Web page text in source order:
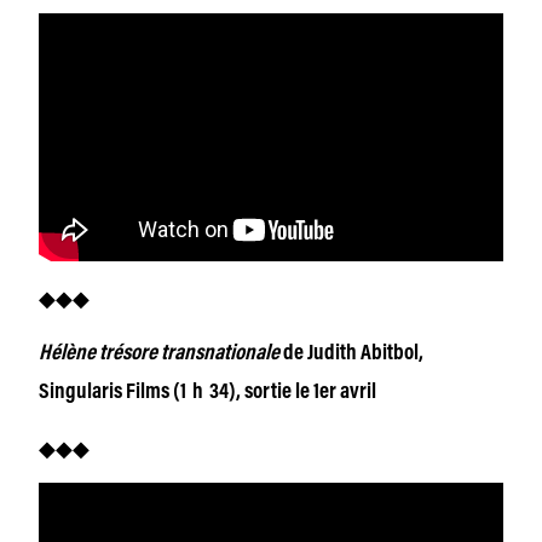
◆◆◆
Hélène trésore transnationalede Judith Abitbol,
Singularis Films (1 h 34), sortie le 1er avril
◆◆◆